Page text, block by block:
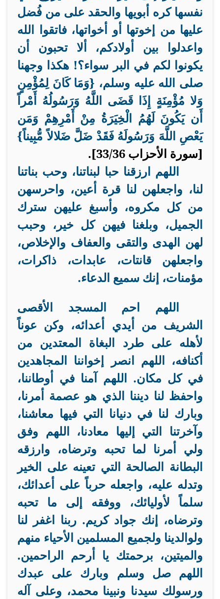
نفسها كره أبويها والحقد على من فُضل
عليها من إخوتها أو أخواتها، فاتقوا الله
واعدلوا بين أولادكم، ألا تحبون أن
يكونوا لكم في البر سواء؟! هكذا وجهنا
صلى الله عليه وسلم، {وَمَا كَانَ لِمُؤْمِنٍ
وَلا مُؤْمِنَةٍ إِذَا قَضَى اللَّهُ وَرَسُولُهُ أَمْراً
أَن يَكُونَ لَهُمُ الْخِيَرَةُ مِنْ أَمْرِهِمْ وَمَن
يَعْصِ اللَّهَ وَرَسُولَهُ فَقَدْ ضَلَّ ضَلالاً مُّبِيناً}
[سورة الأحزاب 33/36].
اللهم ارزقنا حبا لبناتنا، وحب بناتنا
لنا، واجعلهن لنا قرة أعين، واحرسهن
من كل مكروه، وأسبغ عليهن سترك
الجميل، وبلغنا فيهن كل خير، وحبب
لهن الهدى والتقى والعفاف والإخلاص،
واجعلهن قانتات، عابدات، ذاكرات،
مؤمنات، إنك سميع الدعاء.
اللهم احم المسجد الأقصى
الشريف من أيدي أعدائه، وكن عوناً
لأهله على طرد البغاة المعتدين من
أكنافه، اللهم انصر إخواننا المجاهدين
في كل مكان. اللهم آمنا في أوطاننا،
واحفظ لنا ديننا الذي هو عصمة أمرنا،
وبارك لنا في دنيانا التي فيها معاشنا،
وآخرتنا التي إليها معادنا، اللهم وفق
ولي أمرنا لما تحبه وترضاه، وارزقه
البطانة الصالحة التي تعينه على الخير
وتدله عليه، واجعله حرباً على أعدائك،
سلماً لأوليائك، ووفقه إلى ما تحبه
وترضاه، إنك جواد كريم. ربنا اغفر لنا
ولوالدينا ولجميع المسلمين الأحياء منهم
والميتين، برحمتك يا أرحم الراحمين.
اللهم صل وسلم وبارك على عبدك
ورسولك سيدنا ونبينا محمد، وعلى آله